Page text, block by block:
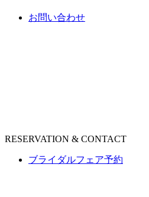
お問い合わせ
RESERVATION & CONTACT
ブライダルフェア予約